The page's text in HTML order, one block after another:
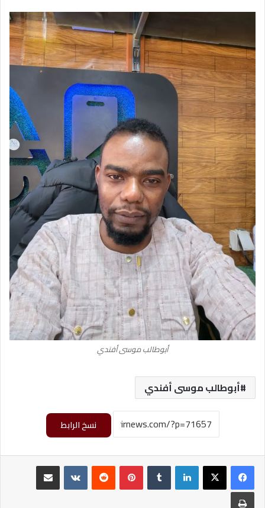
أبوطالب موسى أفندي
أبوطالب موسى أفندي
نسخ الرابط
لينكدإن بينتيريست
طباعة